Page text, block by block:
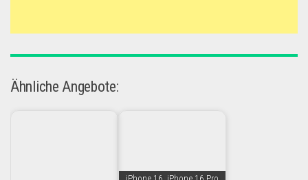
Ähnliche Angebote:
iPhone 16, iPhone 16 Pro,